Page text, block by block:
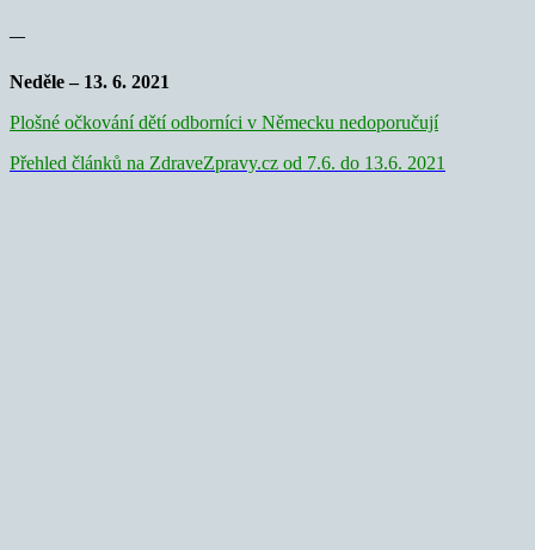
—
Neděle – 13. 6. 2021
Plošné očkování dětí odborníci v Německu nedoporučují
Přehled článků na ZdraveZpravy.cz od 7.6. do 13.6. 2021